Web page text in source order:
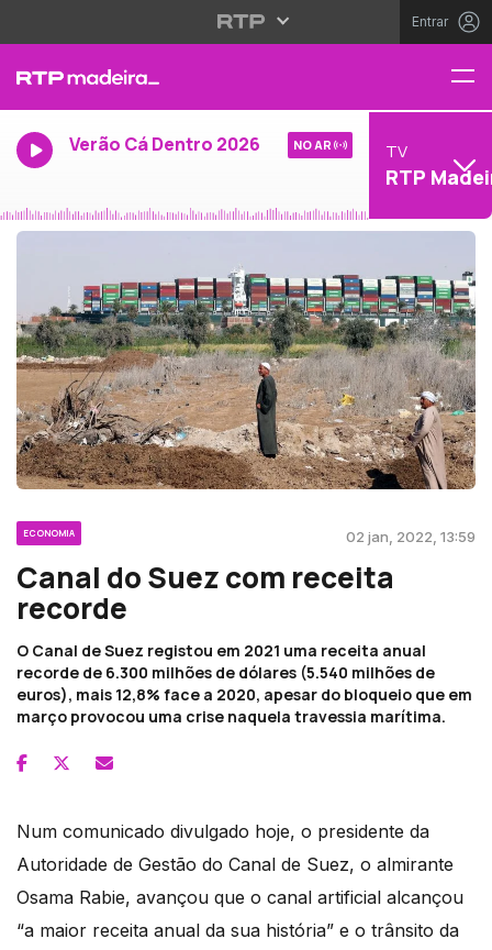
Entrar
Verão Cá Dentro 2026 NO AR TV
RTP
ECONOMIA 02 jan, 2022, 13:59
Canal do Suez com receita
recorde
O Canal de Suez registou em 2021 uma receita anual
recorde de 6.300 milhões de dólares (5.540 milhões de
euros), mais 12,8% face a 2020, apesar do bloqueio que em
março provocou uma crise naquela travessia marítima.
Num comunicado divulgado hoje, o presidente da
Autoridade de Gestão do Canal de Suez, o almirante
Osama Rabie, avançou que o canal artificial alcançou
“a maior receita anual da sua história” e o trânsito da